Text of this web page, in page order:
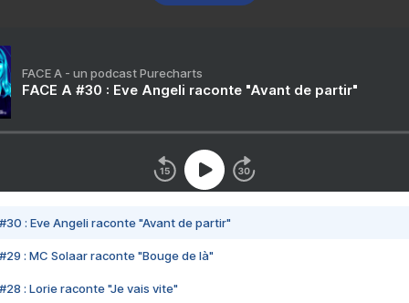
FACE A - un podcast Purecharts
FACE A #30 : Eve Angeli raconte "Avant de partir"
#30 : Eve Angeli raconte "Avant de partir"
#29 : MC Solaar raconte "Bouge de là"
#28 : Lorie raconte "Je vais vite"